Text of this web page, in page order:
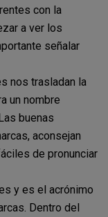
con la
a ver los
señalar
nos trasladan la
un nombre
buenas
aconsejan
de pronunciar
y es el acrónimo
Dentro del